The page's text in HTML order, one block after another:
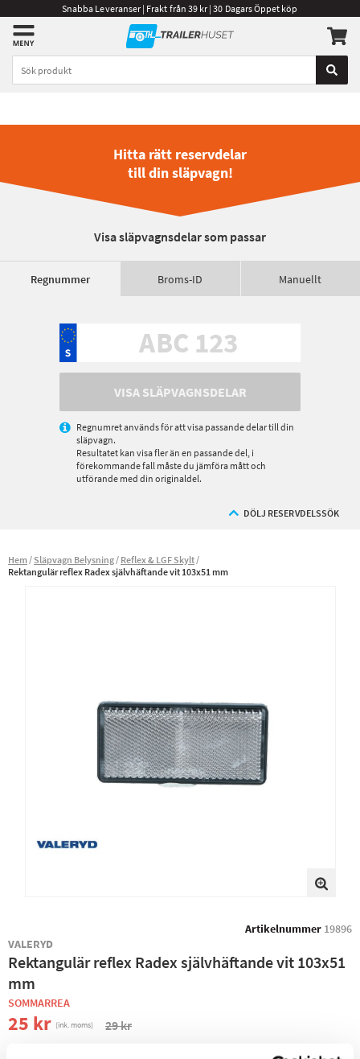
Snabba Leveranser | Frakt från 39 kr | 30 Dagars Öppet köp
Hitta rätt reservdelar
till din släpvagn!
Visa släpvagnsdelar som passar
Regnummer Broms-ID Manuellt
VISA SLÄPVAGNSDELAR
Regnumret används för att visa passande delar till din
släpvagn.
Resultatet kan visa fler än en passande del, i
förekommande fall måste du jämföra mått och
utförande med din originaldel.
DÖLJ RESERVDELSSÖK
Hem Släpvagn Belysning Reflex & LGF Skylt
Rektangulär reflex Radex självhäftande vit 103x51 mm
Artikelnummer 19896
VALERYD
Rektangulär reflex Radex självhäftande vit 103x51
mm
SOMMARREA
25 kr (ink. moms) 29 kr